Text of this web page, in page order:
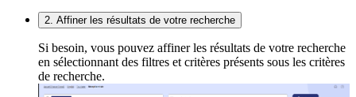
2. Affiner les résultats de votre recherche
Si besoin, vous pouvez affiner les résultats de votre recherche
en sélectionnant des filtres et critères présents sous les critères
de recherche.